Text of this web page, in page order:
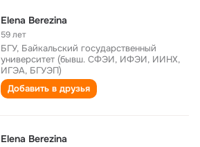
Elena Berezina
59 лет
БГУ, Байкальский государственный
университет (бывш. СФЭИ, ИФЭИ, ИИНХ,
ИГЭА, БГУЭП)
Добавить в друзья
Elena Berezina